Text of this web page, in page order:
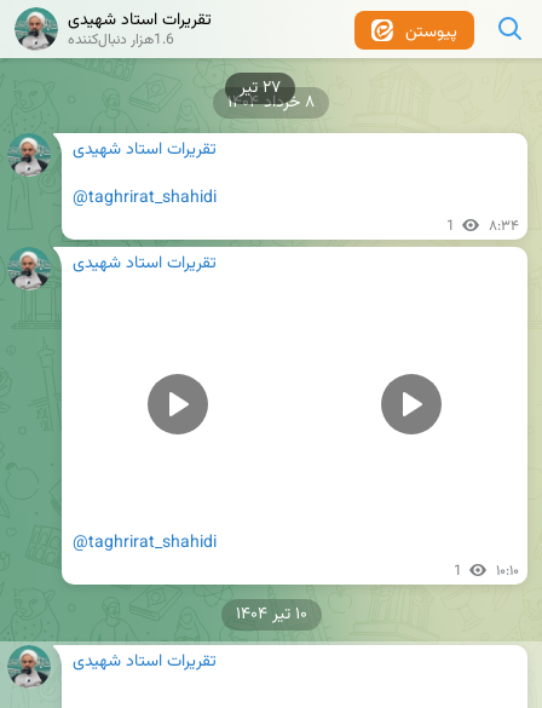
۲۷ تیر
پیوستن تقریرات استاد شهیدی
1.6هزار دنبال‌کننده
تقریرات استاد شهیدی
@taghrirat_shahidi
1 ۸:۳۴
۸ خرداد ۱۴۰۴
تقریرات استاد شهیدی
@taghrirat_shahidi
1 ۱۰:۱۰
تقریرات استاد شهیدی
۱۰ تیر ۱۴۰۴